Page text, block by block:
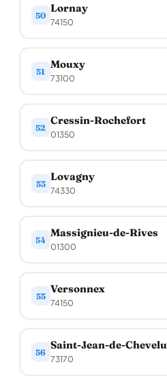
50
Lornay
74150
51
Mouxy
73100
52
Cressin-Rochefort
01350
53
Lovagny
74330
54
Massignieu-de-Rives
01300
55
Versonnex
74150
56
Saint-Jean-de-Chevelu
73170